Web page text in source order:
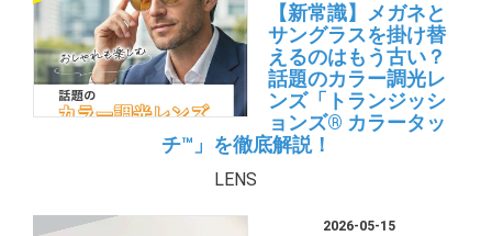
【新常識】メガネと
サングラスを掛け替
えるのはもう古い？
話題のカラー調光レ
ンズ「トランジッシ
ョンズ® カラータッ
チ™」を徹底解説！
LENS
2026-05-15